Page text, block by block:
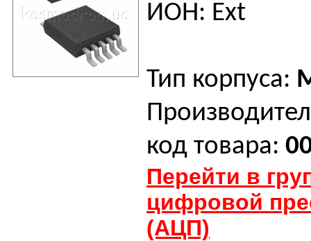
ИОН: Ext
Тип корпуса:
код товара:
Перейти в
цифровой
(АЦП)